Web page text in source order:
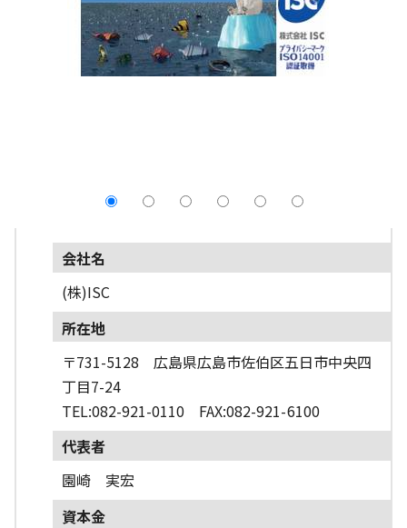
商品・サービス
導入事例
English
会社名
(株)ISC
所在地
〒731-5128 広島県広島市佐伯区五日市中央四
丁目7-24
TEL:082-921-0110 FAX:082-921-6100
代表者
園崎 実宏
資本金